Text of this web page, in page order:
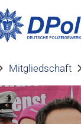
Mitgliedschaft